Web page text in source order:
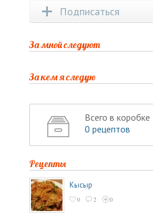
Подписаться
За мной следуют
За кем я следую
Всего в коробке
0 рецептов
Рецепты
Кысыр
0 2 0